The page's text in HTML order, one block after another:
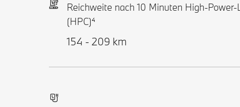
Reichweite nach 10 Minuten High-Power-
(HPC)⁴
154 - 209 km